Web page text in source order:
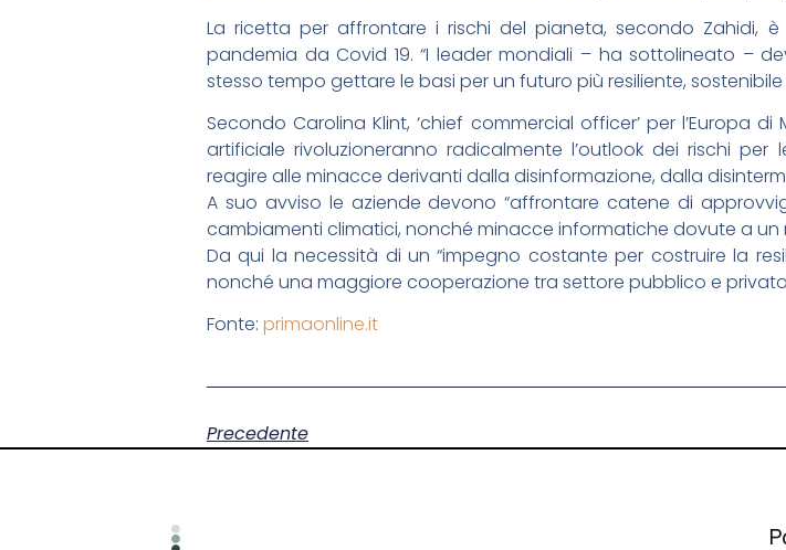
La ricetta per affrontare i rischi del pianeta, secondo Zahidi,
pandemia da Covid 19. “I leader mondiali – ha sottolineato –
stesso tempo gettare le basi per un futuro più resiliente, sostenibile
Secondo Carolina Klint, ‘chief commercial officer’ per l’Europa
artificiale rivoluzioneranno radicalmente l’outlook dei rischi
reagire alle minacce derivanti dalla disinformazione, dalla
A suo avviso le aziende devono “affrontare catene di
cambiamenti climatici, nonché minacce informatiche dovute a un
Da qui la necessità di un “impegno costante per costruire la
nonché una maggiore cooperazione tra settore pubblico e
Fonte: primaonline.it
Precedente